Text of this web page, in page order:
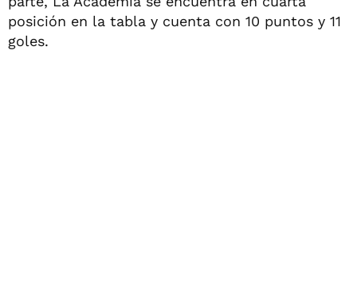
posición en la tabla y cuenta con 10 puntos y 11
goles.